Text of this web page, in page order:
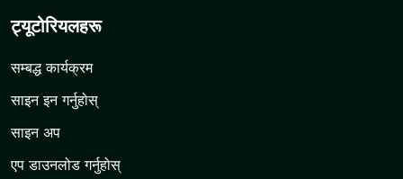
ट्यूटोरियलहरू
सम्बद्ध कार्यक्रम
साइन इन गर्नुहोस्
साइन अप
एप डाउनलोड गर्नुहोस्